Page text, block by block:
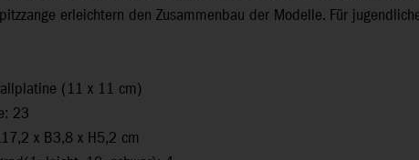
erleichtern den Zusammenbau der Modelle. Für
(11 x 11 cm)
23
x B3,8 x H5,2 cm